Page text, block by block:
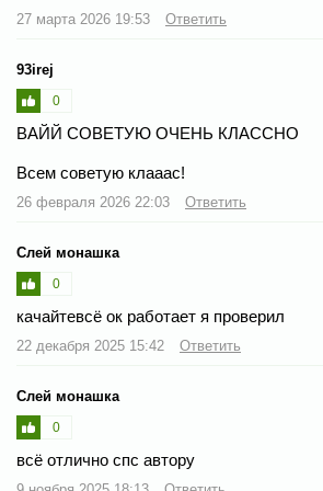
27 марта 2026 19:53 Ответить
93irej
0
ВАЙЙ СОВЕТУЮ ОЧЕНЬ КЛАССНО
Всем советую клааас!
26 февраля 2026 22:03 Ответить
Слей монашка
0
качайтевсё ок работает я проверил
22 декабря 2025 15:42 Ответить
Слей монашка
0
всё отлично спс автору